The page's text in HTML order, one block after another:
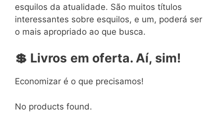
esquilos da atualidade. São muitos títulos
interessantes sobre esquilos, e um, poderá ser
o mais apropriado ao que busca.
💲 Livros em oferta. Aí, sim!
Economizar é o que precisamos!
No products found.